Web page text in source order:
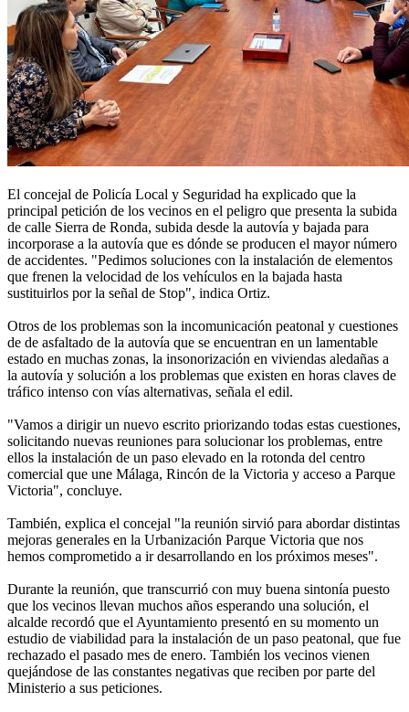
El concejal de Policía Local y Seguridad ha explicado que la
principal petición de los vecinos en el peligro que presenta la subida
de calle Sierra de Ronda, subida desde la autovía y bajada para
incorporase a la autovía que es dónde se producen el mayor número
de accidentes. "Pedimos soluciones con la instalación de elementos
que frenen la velocidad de los vehículos en la bajada hasta
sustituirlos por la señal de Stop", indica Ortiz.
Otros de los problemas son la incomunicación peatonal y cuestiones
de de asfaltado de la autovía que se encuentran en un lamentable
estado en muchas zonas, la insonorización en viviendas aledañas a
la autovía y solución a los problemas que existen en horas claves de
tráfico intenso con vías alternativas, señala el edil.
"Vamos a dirigir un nuevo escrito priorizando todas estas cuestiones,
solicitando nuevas reuniones para solucionar los problemas, entre
ellos la instalación de un paso elevado en la rotonda del centro
comercial que une Málaga, Rincón de la Victoria y acceso a Parque
Victoria", concluye.
También, explica el concejal "la reunión sirvió para abordar distintas
mejoras generales en la Urbanización Parque Victoria que nos
hemos comprometido a ir desarrollando en los próximos meses".
Durante la reunión, que transcurrió con muy buena sintonía puesto
que los vecinos llevan muchos años esperando una solución, el
alcalde recordó que el Ayuntamiento presentó en su momento un
estudio de viabilidad para la instalación de un paso peatonal, que fue
rechazado el pasado mes de enero. También los vecinos vienen
quejándose de las constantes negativas que reciben por parte del
Ministerio a sus peticiones.